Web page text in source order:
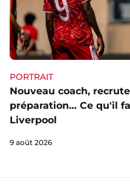
PORTRAIT
Nouveau coach,
préparation… Ce qu'il
Liverpool
9 août 2026